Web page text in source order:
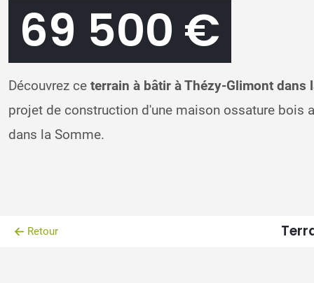
69 500 €
Découvrez ce terrain à bâtir à Thézy-Glimont dans
projet de construction d'une maison ossature bois
dans la Somme.
Retour